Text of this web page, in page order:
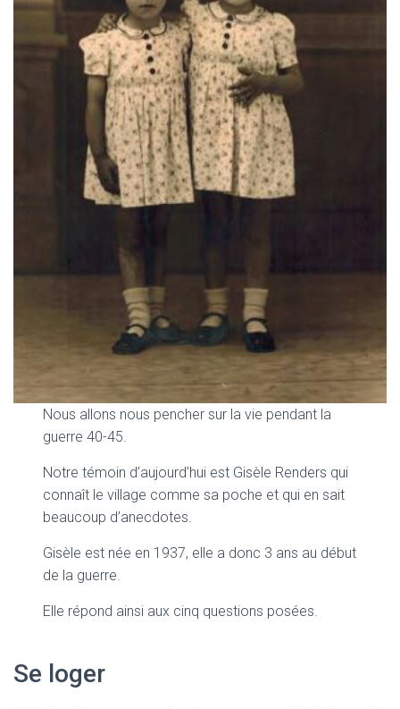
Nous allons nous pencher sur la vie pendant la
guerre 40-45.
Notre témoin d’aujourd’hui est Gisèle Renders qui
connaît le village comme sa poche et qui en sait
beaucoup d’anecdotes.
Gisèle est née en 1937, elle a donc 3 ans au début
de la guerre.
Elle répond ainsi aux cinq questions posées.
Se loger